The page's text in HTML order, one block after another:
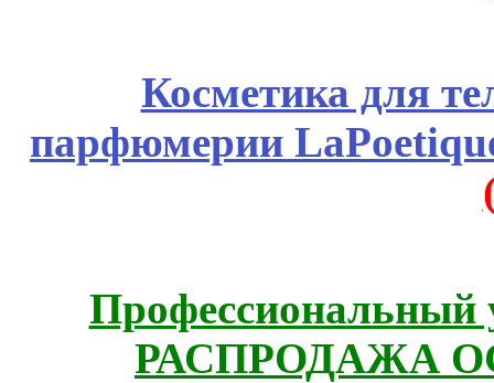
Косметика для
парфюмерии
Профессиональный
РАСПРОДАЖА